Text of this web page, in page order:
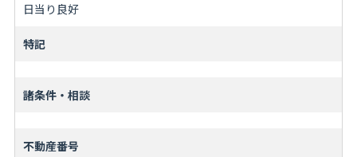
日当り良好
特記
諸条件・相談
不動産番号